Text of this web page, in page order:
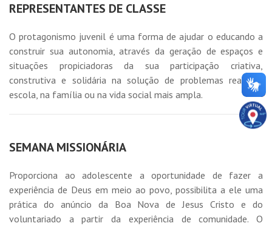
REPRESENTANTES DE CLASSE
O protagonismo juvenil é uma forma de ajudar o educando a
construir sua autonomia, através da geração de espaços e
situações propiciadoras da sua participação criativa,
construtiva e solidária na solução de problemas reais na
escola, na família ou na vida social mais ampla.
SEMANA MISSIONÁRIA
Proporciona ao adolescente a oportunidade de fazer a
experiência de Deus em meio ao povo, possibilita a ele uma
prática do anúncio da Boa Nova de Jesus Cristo e do
voluntariado a partir da experiência de comunidade. O